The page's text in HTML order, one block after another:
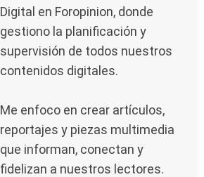
Digital en Foropinion, donde
gestiono la planificación y
supervisión de todos nuestros
contenidos digitales.
Me enfoco en crear artículos,
reportajes y piezas multimedia
que informan, conectan y
fidelizan a nuestros lectores.